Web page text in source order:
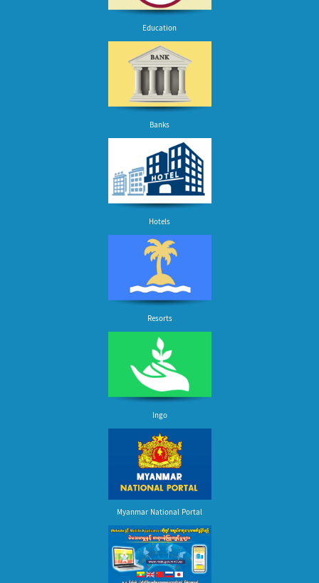
Education
Banks
Hotels
Resorts
Ingo
Myanmar National Portal